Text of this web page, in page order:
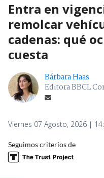
Entra en
remolcar
cadenas: qué
cuesta
Bárbara Haas
Editora BBCL
Viernes 07 Agosto, 2026 |
Seguimos criterios de